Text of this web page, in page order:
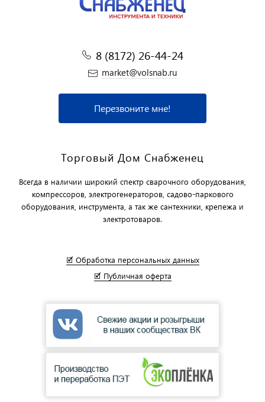
8 (8172) 26-44-24
market@volsnab.ru
Перезвоните мне!
Торговый Дом Снабженец
Всегда в наличии широкий спектр сварочного оборудования,
компрессоров, электрогенераторов, садово-паркового
оборудования, инструмента, а так же сантехники, крепежа и
электротоваров.
🗹 Обработка персональных данных
🗹 Публичная оферта